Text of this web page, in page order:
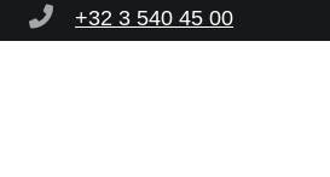
+32 3 540 45 00